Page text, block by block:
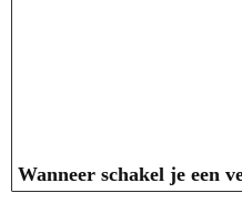
Wanneer schakel je een